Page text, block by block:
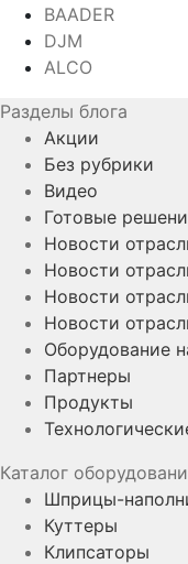
BAADER
DJM
ALCO
Разделы блога
Акции
Без рубрики
Видео
Готовые
Новости
Новости
Новости
Новости
Оборудование
Партнеры
Продукты
Каталог
Шприцы-
Куттеры
Клипсаторы